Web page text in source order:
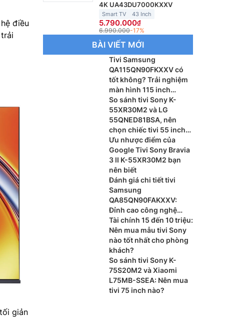
điều
giản
4K UA43DU7000KXXV
Smart TV 43 Inch
5.790.000
6.990.000-17%
BÀI VIẾT MỚI
Tivi Samsung
QA115QN90FKXXV có
tốt không? Trải nghiệm
màn hình 115 inch
khổng lồ
So sánh tivi Sony K-
55XR30M2 và LG
55QNED81BSA, nên
chọn chiếc tivi 55 inch
nào?
Ưu nhược điểm của
Google Tivi Sony Bravia
3 II K-55XR30M2 bạn
nên biết
Đánh giá chi tiết tivi
Samsung
QA85QN90FAKXXV:
Đỉnh cao công nghệ
Vision AI thế hệ mới
Tài chính 15 đến 10 triệu:
Nên mua mẫu tivi Sony
nào tốt nhất cho phòng
khách?
So sánh tivi Sony K-
75S20M2 và Xiaomi
L75MB-SSEA: Nên mua
tivi 75 inch nào?